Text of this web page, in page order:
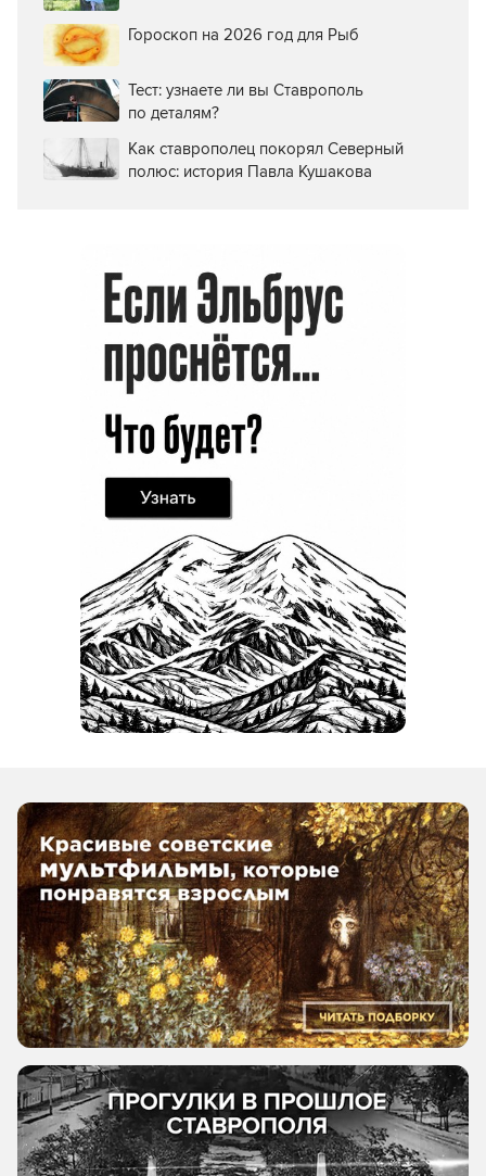
Гороскоп на 2026 год для Рыб
Тест: узнаете ли вы Ставрополь
по деталям?
Как ставрополец покорял Северный
полюс: история Павла Кушакова